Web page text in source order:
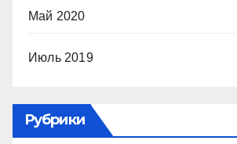
Май 2020
Июль 2019
Рубрики